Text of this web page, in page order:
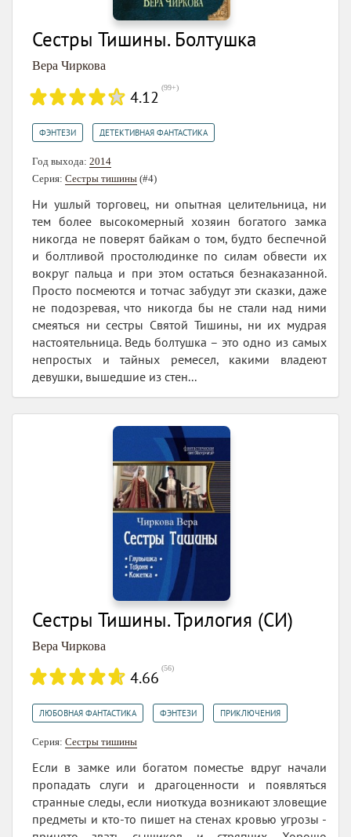
Сестры Тишины. Болтушка
Вера Чиркова
4.12 (99+)
ФЭНТЕЗИ ДЕТЕКТИВНАЯ ФАНТАСТИКА
Год выхода: 2014
Серия: Сестры тишины (#4)
Ни ушлый торговец, ни опытная целительница, ни
тем более высокомерный хозяин богатого замка
никогда не поверят байкам о том, будто беспечной
и болтливой простолюдинке по силам обвести их
вокруг пальца и при этом остаться безнаказанной.
Просто посмеются и тотчас забудут эти сказки, даже
не подозревая, что никогда бы не стали над ними
смеяться ни сестры Святой Тишины, ни их мудрая
настоятельница. Ведь болтушка – это одно из самых
непростых и тайных ремесел, какими владеют
девушки, вышедшие из стен...
Сестры Тишины. Трилогия (СИ)
Вера Чиркова
4.66 (56)
ЛЮБОВНАЯ ФАНТАСТИКА ФЭНТЕЗИ ПРИКЛЮЧЕНИЯ
Серия: Сестры тишины
Если в замке или богатом поместье вдруг начали
пропадать слуги и драгоценности и появляться
странные следы, если ниоткуда возникают зловещие
предметы и кто-то пишет на стенах кровью угрозы -